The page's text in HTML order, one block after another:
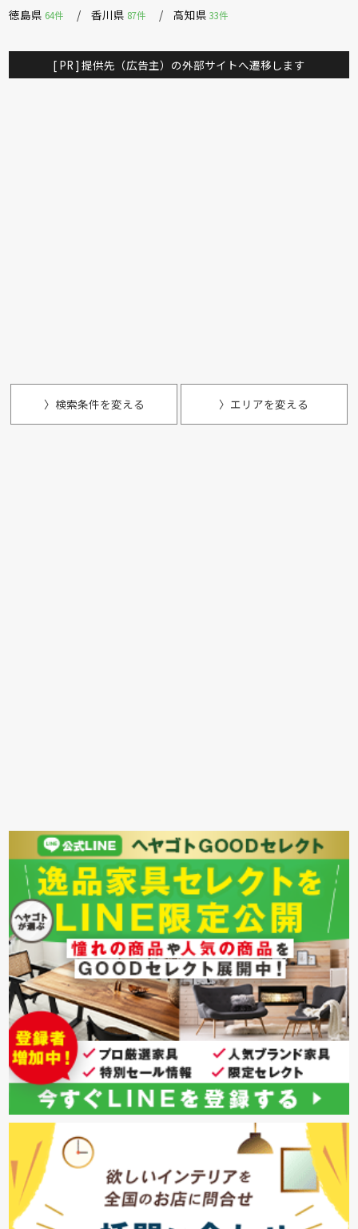
徳島県 64件 香川県 87件 高知県33件
[ PR ] 提供先（広告主）の外部サイトへ遷移します
〉検索条件を変える 〉エリアを変える